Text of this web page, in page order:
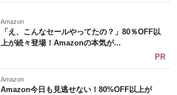
Amazon
「え、こんなセールやってたの？」80％OFF以
上が続々登場！Amazonの本気が...
PR
Amazon
Amazon今日も見逃せない！80%OFF以上が